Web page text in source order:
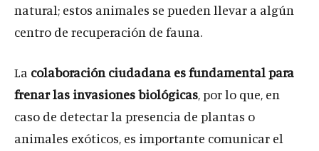
natural; estos animales se pueden llevar a algún
centro de recuperación de fauna.
La colaboración ciudadana es fundamental para
frenar las invasiones biológicas, por lo que, en
caso de detectar la presencia de plantas o
animales exóticos, es importante comunicar el